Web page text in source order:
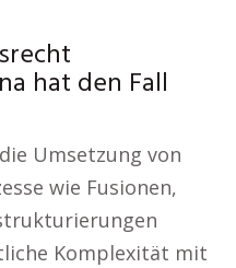
hat den Fall
Umsetzung von
wie Fusionen,
Komplexität mit